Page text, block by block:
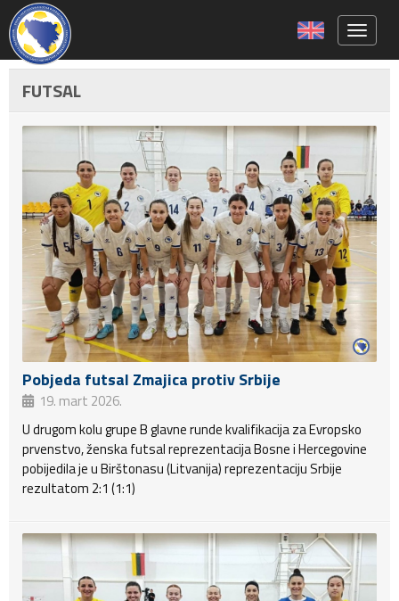
FUTSAL
Pobjeda futsal Zmajica protiv Srbije
19. mart 2026.
U drugom kolu grupe B glavne runde kvalifikacija za Evropsko
prvenstvo, ženska futsal reprezentacija Bosne i Hercegovine
pobijedila je u Birštonasu (Litvanija) reprezentaciju Srbije
rezultatom 2:1 (1:1)